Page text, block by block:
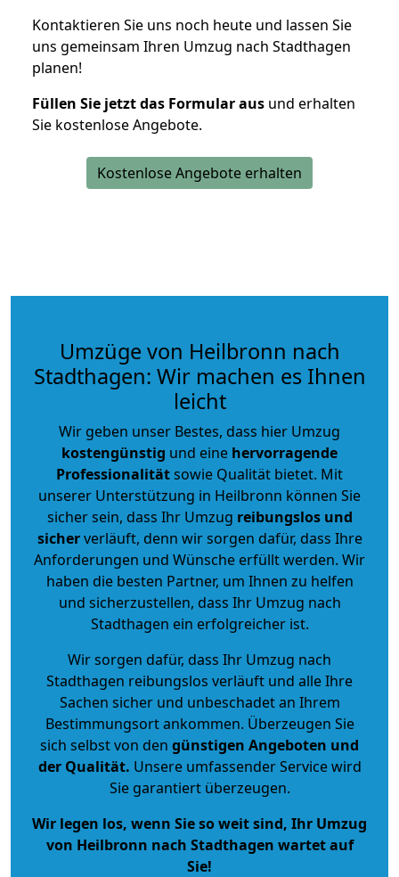
Kontaktieren Sie uns noch heute und lassen Sie
uns gemeinsam Ihren Umzug nach Stadthagen
planen!
Füllen Sie jetzt das Formular aus und erhalten
Sie kostenlose Angebote.
Kostenlose Angebote erhalten
Umzüge von Heilbronn nach
Stadthagen: Wir machen es Ihnen
leicht
Wir geben unser Bestes, dass hier Umzug
kostengünstig und eine hervorragende
Professionalitätsowie Qualität bietet. Mit
unserer Unterstützung in Heilbronn können Sie
sicher sein, dass Ihr Umzug reibungslos und
sicherverläuft, denn wir sorgen dafür, dass Ihre
Anforderungen und Wünsche erfüllt werden. Wir
haben die besten Partner, um Ihnen zu helfen
und sicherzustellen, dass Ihr Umzug nach
Stadthagen ein erfolgreicher ist.
Wir sorgen dafür, dass Ihr Umzug nach
Stadthagen reibungslos verläuft und alle Ihre
Sachen sicher und unbeschadet an Ihrem
Bestimmungsort ankommen. Überzeugen Sie
sich selbst von den günstigen Angeboten und
der Qualität. Unsere umfassender Service wird
Sie garantiert überzeugen.
Wir legen los, wenn Sie so weit sind, Ihr Umzug
von Heilbronn nach Stadthagen wartet auf
Sie!